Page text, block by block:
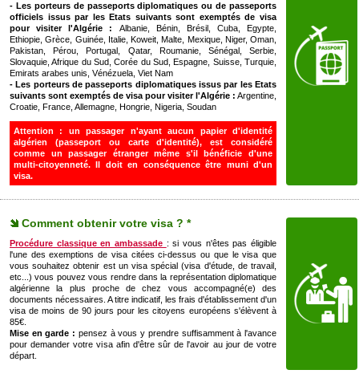
- Les porteurs de passeports diplomatiques ou de passeports
officiels issus par les Etats suivants sont exemptés de visa
pour visiter l'Algérie : Albanie, Bénin, Brésil, Cuba, Egypte,
Ethiopie, Grèce, Guinée, Italie, Koweit, Malte, Mexique, Niger, Oman,
Pakistan, Pérou, Portugal, Qatar, Roumanie, Sénégal, Serbie,
Slovaquie, Afrique du Sud, Corée du Sud, Espagne, Suisse, Turquie,
Emirats arabes unis, Vénézuela, Viet Nam
- Les porteurs de passeports diplomatiques issus par les Etats
suivants sont exemptés de visa pour visiter l'Algérie : Argentine,
Croatie, France, Allemagne, Hongrie, Nigeria, Soudan
Attention :
un passager n'ayant aucun papier d'identité
algérien (passeport ou carte d'identité), est considéré
comme un passager étranger même s'il bénéficie d'une
multi-citoyenneté. Il doit en conséquence être muni d'un
visa.
Comment obtenir votre visa ? *
Procédure classique en ambassade : si vous n'êtes pas éligible
l'une des exemptions de visa citées ci-dessus ou que le visa que
vous souhaitez obtenir est un visa spécial (visa d'étude, de travail,
etc...) vous pouvez vous rendre dans la représentation diplomatique
algérienne la plus proche de chez vous accompagné(e) des
documents nécessaires. A titre indicatif, les frais d'établissement d'un
visa de moins de 90 jours pour les citoyens européens s'élèvent à
85€.
Mise en garde : pensez à vous y prendre suffisamment à l'avance
pour demander votre visa afin d'être sûr de l'avoir au jour de votre
départ.